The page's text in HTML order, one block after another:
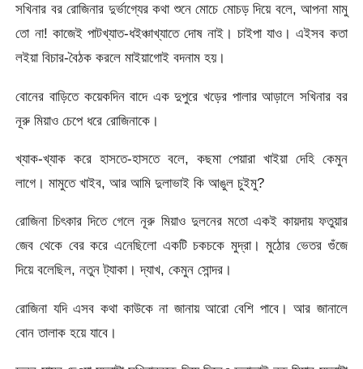
সখিনার বর রোজিনার দুর্ভাগ্যের কথা শুনে মোচে মোচড় দিয়ে বলে, আপনা মামু
তো না! কাজেই পাটখ্যাত-ধইঞ্চাখ্যাতে দোষ নাই। চাইপা যাও। এইসব কতা
লইয়া বিচার-বৈঠক করলে মাইয়াগোই বদনাম হয়।
বোনের বাড়িতে কয়েকদিন বাদে এক দুপুরে খড়ের পালার আড়ালে সখিনার বর
নূরু মিয়াও চেপে ধরে রোজিনাকে।
খ্যাক-খ্যাক করে হাসতে-হাসতে বলে, কছমা পেয়ারা খাইয়া দেহি কেমুন
লাগে। মামুতে খাইব, আর আমি দুলাভাই কি আঙুল চুইমু?
রোজিনা চিৎকার দিতে গেলে নূরু মিয়াও দুলনের মতো একই কায়দায় ফতুয়ার
জেব থেকে বের করে এনেছিলো একটি চকচকে মুদ্রা। মুঠোর ভেতর গুঁজে
দিয়ে বলেছিল, নতুন ট্যাকা। দ্যাখ, কেমুন সোন্দর।
রোজিনা যদি এসব কথা কাউকে না জানায় আরো বেশি পাবে। আর জানালে
বোন তালাক হয়ে যাবে।